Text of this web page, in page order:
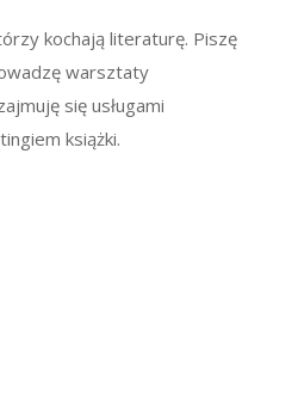
kochają literaturę. Piszę
warsztaty
się usługami
książki.